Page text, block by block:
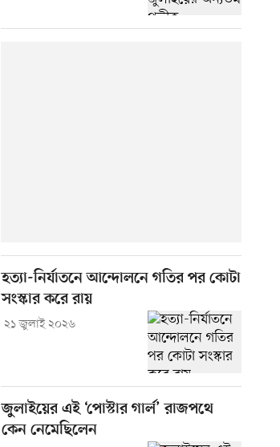
হত্যা-নির্যাতনে আন্দোলনে গতির পর কোটা
সংস্কার করে রায়
২১ জুলাই ২০২৬
জুলাইয়ের এই ‘পোস্টার গার্ল’ রাজপথে
কেন নেমেছিলেন